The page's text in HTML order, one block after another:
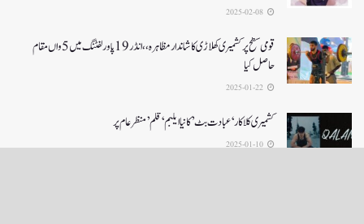
قومی سطح پر کشمیری کھلاڑی کا شاندار مظاہرہ،،انڈر19پاور لفٹنگ میں5واں مقام
حاصل کیا
کشمیری کلاکار ‘عبادت بٹ’ کانیا ایلبم ‘قلم’ منظر عام پر